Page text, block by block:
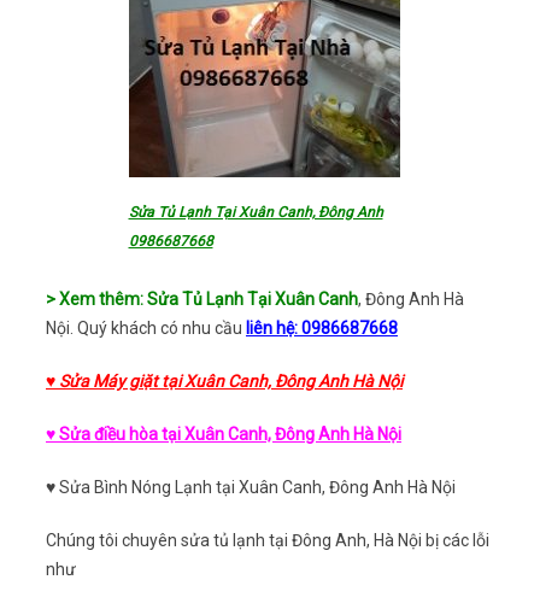
Sửa Tủ Lạnh Tại Xuân Canh, Đông Anh
0986687668
> Xem thêm: Sửa Tủ Lạnh Tại Xuân Canh, Đông Anh Hà
Nội. Quý khách có nhu cầu liên hệ: 0986687668
♥ Sửa Máy giặt tại Xuân Canh, Đông Anh Hà Nội
♥ Sửa điều hòa tại Xuân Canh, Đông Anh Hà Nội
♥ Sửa Bình Nóng Lạnh tại Xuân Canh, Đông Anh Hà Nội
Chúng tôi chuyên sửa tủ lạnh tại Đông Anh, Hà Nội bị các lỗi
như